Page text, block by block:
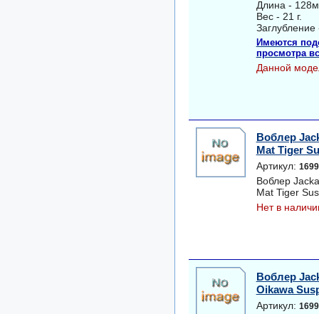
Длина -
Вес - 21 г.
Имеются
просмотра
Данной
Воблер
Mat Tiger
Артикул:
Воблер
Mat Tiger
Нет в
Воблер
Oikawa
Артикул: